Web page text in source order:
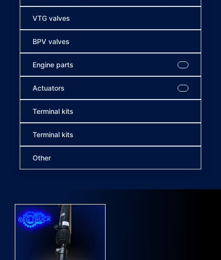
VTG valves
BPV valves
Engine parts
Actuators
Terminal kits
Terminal kits
Other